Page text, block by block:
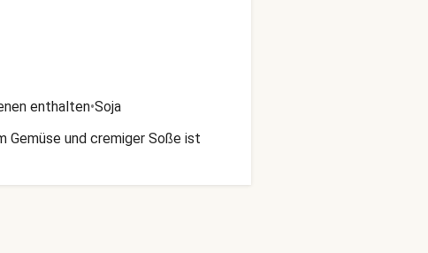
enthalten•Soja
Gemüse und cremiger Soße ist